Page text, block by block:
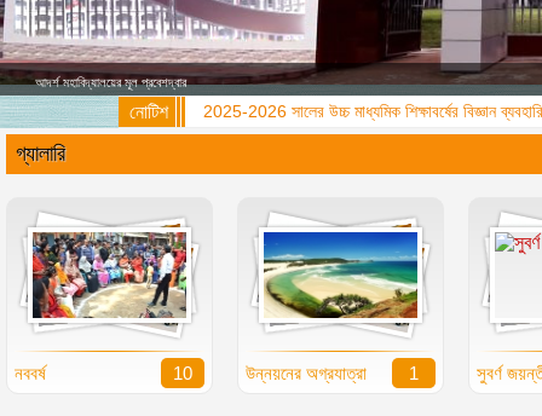
আদর্শ মহাবিদ্যালয়ের মূল প্রবেশদ্বার
নোটিশ 2025-2026 সালের উচ্চ মাধ্যমিক শিক্ষাবর্ষের বিজ্ঞান
গ্যালারি
10
নববর্ষ 1
উন্নয়নের অগ্রযাত্রা সুবর্ণ